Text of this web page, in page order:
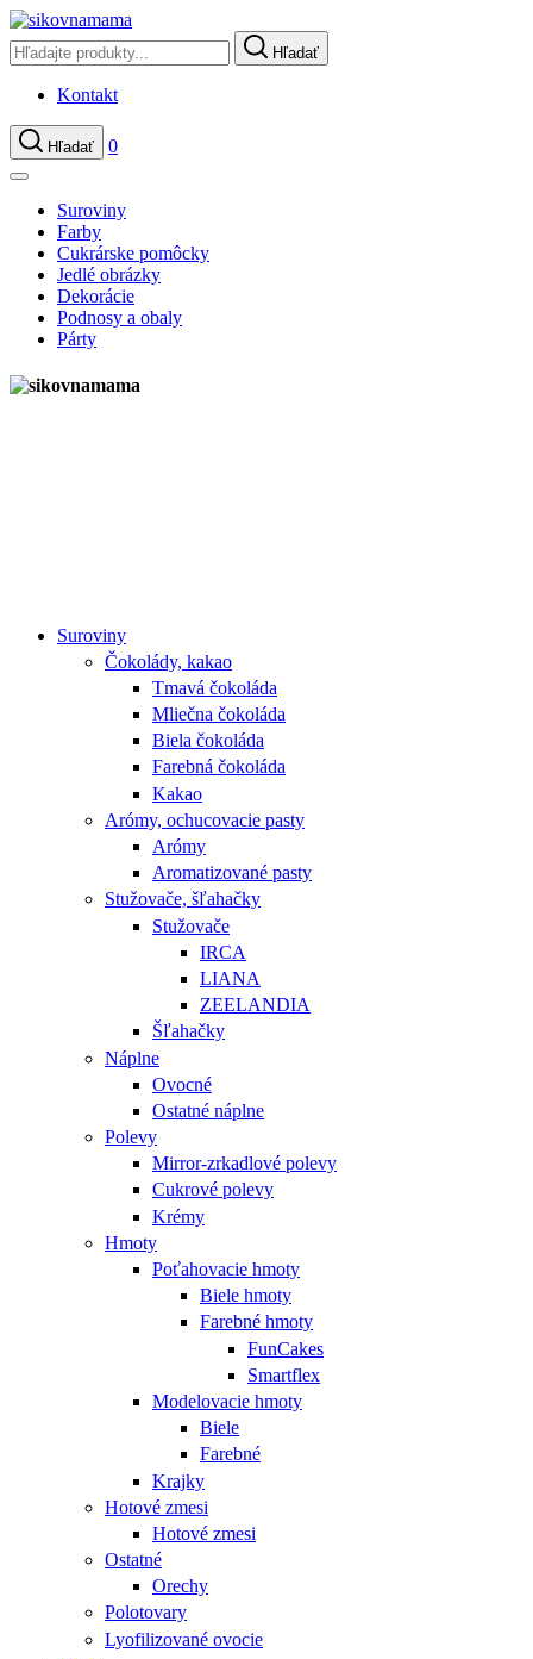
Hľadať
Kontakt
Hľadať 0
Suroviny
Farby
Cukrárske pomôcky
Jedlé obrázky
Dekorácie
Podnosy a obaly
Párty
Suroviny
Čokolády, kakao
Tmavá čokoláda
Mliečna čokoláda
Biela čokoláda
Farebná čokoláda
Kakao
Arómy, ochucovacie pasty
Arómy
Aromatizované pasty
Stužovače, šľahačky
Stužovače
IRCA
LIANA
ZEELANDIA
Šľahačky
Náplne
Ovocné
Ostatné náplne
Polevy
Mirror-zrkadlové polevy
Cukrové polevy
Krémy
Hmoty
Poťahovacie hmoty
Biele hmoty
Farebné hmoty
FunCakes
Smartflex
Modelovacie hmoty
Biele
Farebné
Krajky
Hotové zmesi
Hotové zmesi
Ostatné
Orechy
Polotovary
Lyofilizované ovocie